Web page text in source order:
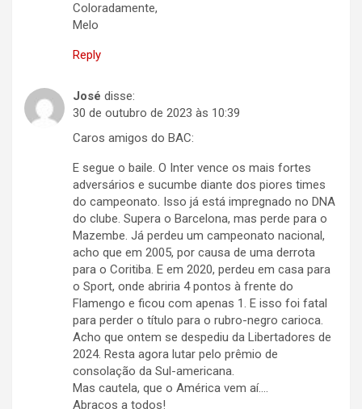
Coloradamente,
Melo
Reply
José disse:
30 de outubro de 2023 às 10:39
Caros amigos do BAC:
E segue o baile. O Inter vence os mais fortes
adversários e sucumbe diante dos piores times
do campeonato. Isso já está impregnado no DNA
do clube. Supera o Barcelona, mas perde para o
Mazembe. Já perdeu um campeonato nacional,
acho que em 2005, por causa de uma derrota
para o Coritiba. E em 2020, perdeu em casa para
o Sport, onde abriria 4 pontos à frente do
Flamengo e ficou com apenas 1. E isso foi fatal
para perder o título para o rubro-negro carioca.
Acho que ontem se despediu da Libertadores de
2024. Resta agora lutar pelo prêmio de
consolação da Sul-americana.
Mas cautela, que o América vem aí….
Abraços a todos!